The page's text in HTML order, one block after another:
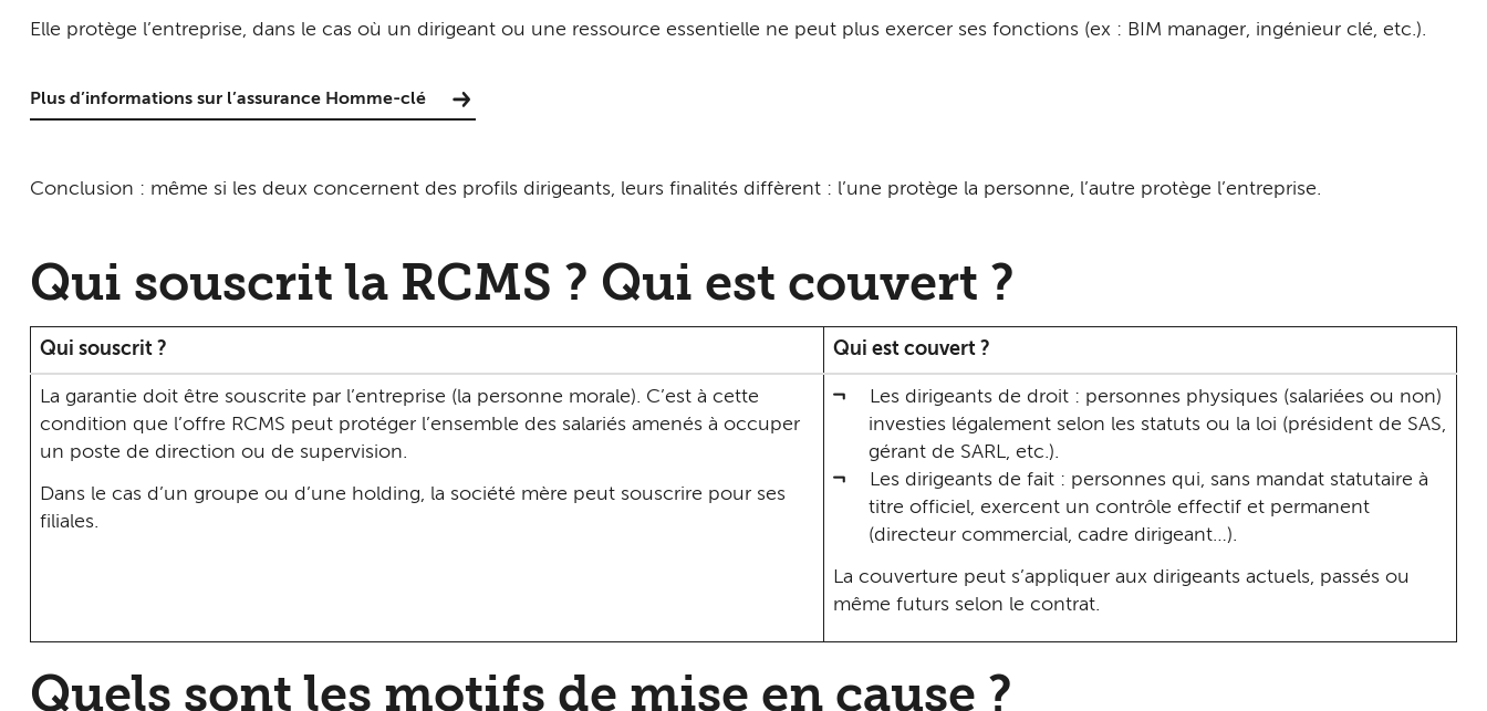
Elle protège l’entreprise, dans le cas où un dirigeant ou une ressource essentielle ne peut plus exercer ses fonctions (ex : BIM manager, ingénieur clé, etc.).
Plus d’informations sur l’assurance Homme-clé
Conclusion : même si les deux concernent des profils dirigeants, leurs finalités diffèrent : l’une protège la personne, l’autre protège l’entreprise.
Qui souscrit la RCMS ? Qui est couvert ?
Qui souscrit ? Qui est couvert ?
La garantie doit être souscrite par l’entreprise (la personne morale). C’est à cette
condition que l’offre RCMS peut protéger l’ensemble des salariés amenés à occuper
un poste de direction ou de supervision.
Dans le cas d’un groupe ou d’une holding, la société mère peut souscrire pour ses
filiales.
Les dirigeants de droit : personnes physiques (salariées ou non)
investies légalement selon les statuts ou la loi (président de SAS,
gérant de SARL, etc.).
Les dirigeants de fait : personnes qui, sans mandat statutaire à
titre officiel, exercent un contrôle effectif et permanent
(directeur commercial, cadre dirigeant…).
La couverture peut s’appliquer aux dirigeants actuels, passés ou
même futurs selon le contrat.
Quels sont les motifs de mise en cause ?